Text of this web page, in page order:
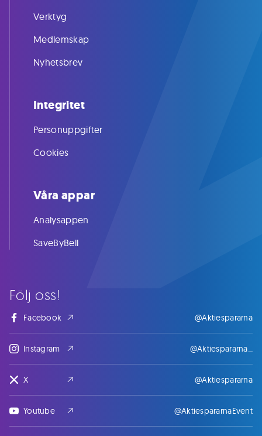
Följ oss!
Facebook @Aktiespararna
Instagram @Aktiespararna_
X @Aktiespararna
Youtube @AktiespararnaEvent
Verktyg
Medlemskap
Nyhetsbrev
Integritet
Personuppgifter
Cookies
Våra appar
Analysappen
SaveByBell